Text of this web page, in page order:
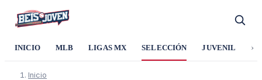
INICIO MLB LIGAS MX SELECCIÓN JUVENIL ›
Inicio